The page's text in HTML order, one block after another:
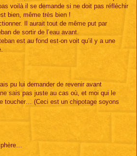
voilà il se demande si ne doit pas réfléchir
bien, même très bien !
Il aurait tout de même put par
de sortir de l’eau avant.
est au fond est-on voit qu’il y a une
pu lui demander de revenir avant
sais pas juste au cas où, et moi qui le
toucher… (Ceci est un chipotage soyons